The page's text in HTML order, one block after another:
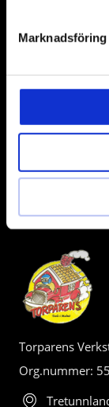
Marknadsföring
gärna om vad
kunden.
Torparens
Org.nummer: